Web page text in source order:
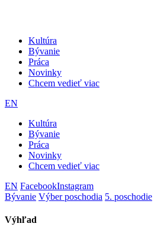
Kultúra
Bývanie
Práca
Novinky
Chcem vedieť viac
EN
Kultúra
Bývanie
Práca
Novinky
Chcem vedieť viac
EN FacebookInstagram
Bývanie Výber poschodia 5. poschodie
Výhľad